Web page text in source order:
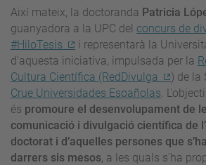
Així mateix, la doctoranda Patricia
guanyadora a la UPC del concurs de
#HiloTesis
i representarà la
d'aquesta iniciativa, impulsada per la
Cultura Científica (RedDivulga
) de la
Crue Universidades Españolas.
és promoure el desenvolupament de
comunicació i divulgació científica de
doctorat i d’aquelles persones que
darrers sis mesos, a les quals s'ha